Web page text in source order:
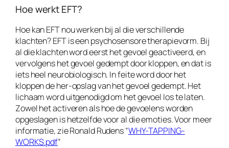
Hoe werkt EFT?
Hoe kan EFT nou werken bij al die verschillende
klachten? EFT is een psychosensore therapievorm. Bij
al die klachten word eerst het gevoel geactiveerd, en
vervolgens het gevoel gedempt door kloppen, en dat is
iets heel neurobiologisch. In feite word door het
kloppen de her-opslag van het gevoel gedempt. Het
lichaam word uitgenodigd om het gevoel los te laten.
Zowel het activeren als hoe de gevoelens worden
opgeslagen is hetzelfde voor al die emoties. Voor meer
informatie, zie Ronald Rudens “WHY-TAPPING-
WORKS.pdf”